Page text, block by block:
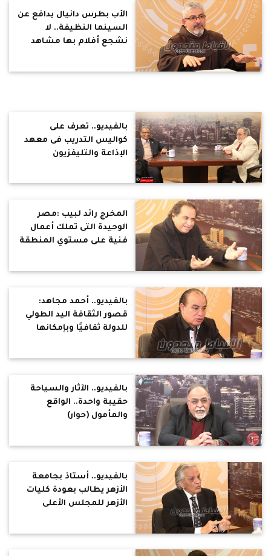
الأب بطرس دانيال يدافع عن
السينما النظيفة.. لا
نشجع أفلام بها مشاهد
بالفيديو.. تعرف على
كواليس التدريب فى معهد
الإذاعة والتليفزيون
المخرج رائد لبيب :مصر
الوحيدة التى تملك أعمال
فنية على مستوي المنطقة
بالفيديو.. أحمد مجاهد:
قصور الثقافة اليد الطولي
للدولة ثقافيًا وبإمكانها
بالفيديو.. الآثار والسياحة
حقيبة واحدة.. الواقع
والمأمول (حوار)
بالفيديو.. أستاذ بجامعة
الأزهر يطالب بعودة كليات
الأزهر للمجلس الأعلى